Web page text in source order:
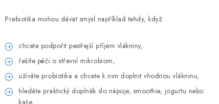
Prebiotika mohou dávat smysl například tehdy, když:
chcete podpořit pestřejší příjem vlákniny,
řešíte péči o střevní mikrobiom,
užíváte probiotika a chcete k nim doplnit vhodnou vlákninu,
hledáte praktický doplněk do nápoje, smoothie, jogurtu nebo